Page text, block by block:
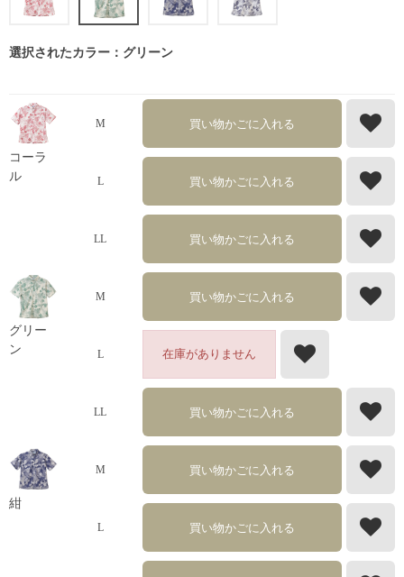
選択されたカラー：グリーン
コーラ
ル
M 買い物かごに入れる
L 買い物かごに入れる
LL 買い物かごに入れる
グリー
ン
M 買い物かごに入れる
L 在庫がありません
LL 買い物かごに入れる
紺
M 買い物かごに入れる
L 買い物かごに入れる